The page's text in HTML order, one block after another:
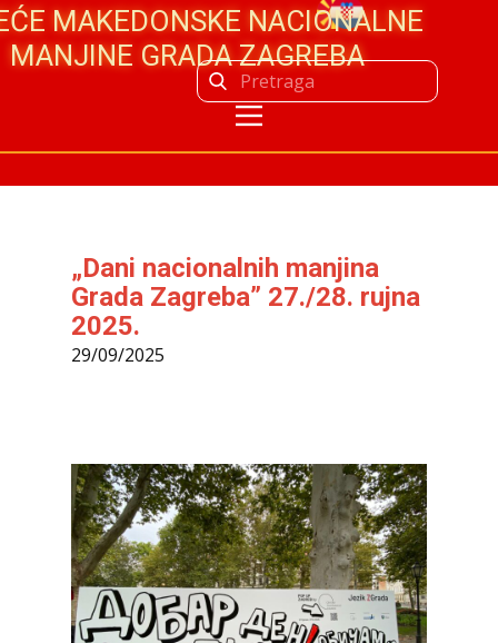
MAKEDONSKE NACIONALNE
MANJINE GRADA ZAGREBA
„Dani nacionalnih manjina
Grada Zagreba” 27./28. rujna
2025.
29/09/2025